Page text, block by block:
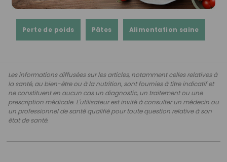
Perte de poids Pâtes Alimentation saine
Les informations diffusées sur les articles, notamment celles relatives à
la santé, au bien-être ou à la nutrition, sont fournies à titre indicatif et
ne constituent en aucun cas un diagnostic, un traitement ou une
prescription médicale. L'utilisateur est invité à consulter un médecin ou
un professionnel de santé qualifié pour toute question relative à son
état de santé.